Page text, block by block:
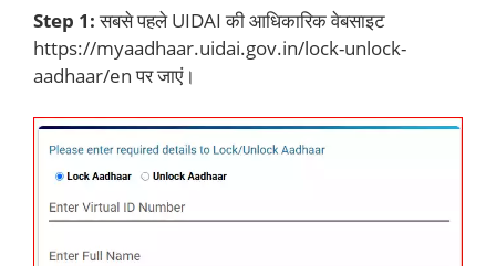
Step 1:सबसे पहले UIDAI की आधिकारिक वेबसाइट
https://myaadhaar.uidai.gov.in/lock-unlock-
aadhaar/en पर जाएं।